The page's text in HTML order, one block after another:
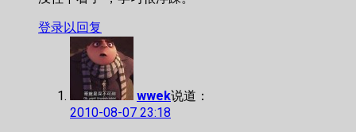
登录以回复
wwek说道：
2010-08-07 23:18